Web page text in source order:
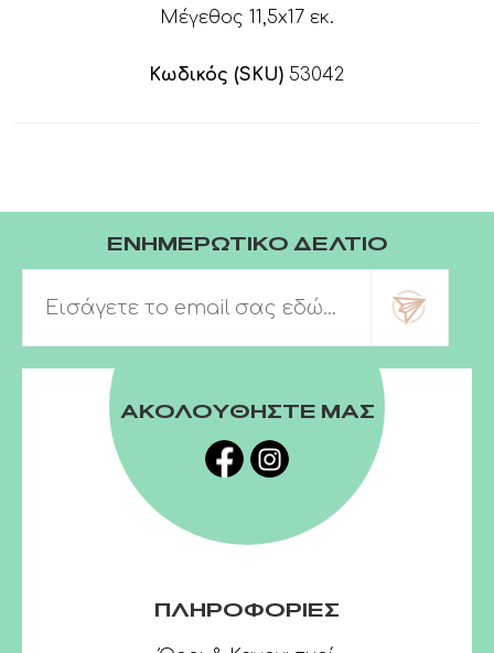
Μέγεθος 11,5x17 εκ.
Κωδικός (SKU) 53042
ΕΝΗΜΕΡΩΤΙΚΟ ΔΕΛΤΙΟ
ΑΚΟΛΟΥΘΗΣΤΕ ΜΑΣ
ΠΛΗΡΟΦΟΡΙΕΣ